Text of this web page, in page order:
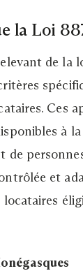
la Loi
de la
Ces
à
de
et